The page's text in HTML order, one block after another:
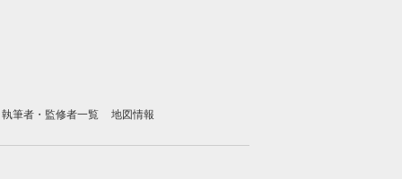
執筆者・監修者一覧 地図情報